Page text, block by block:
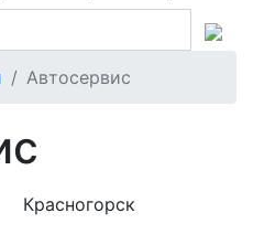
Автосервис
Красногорск